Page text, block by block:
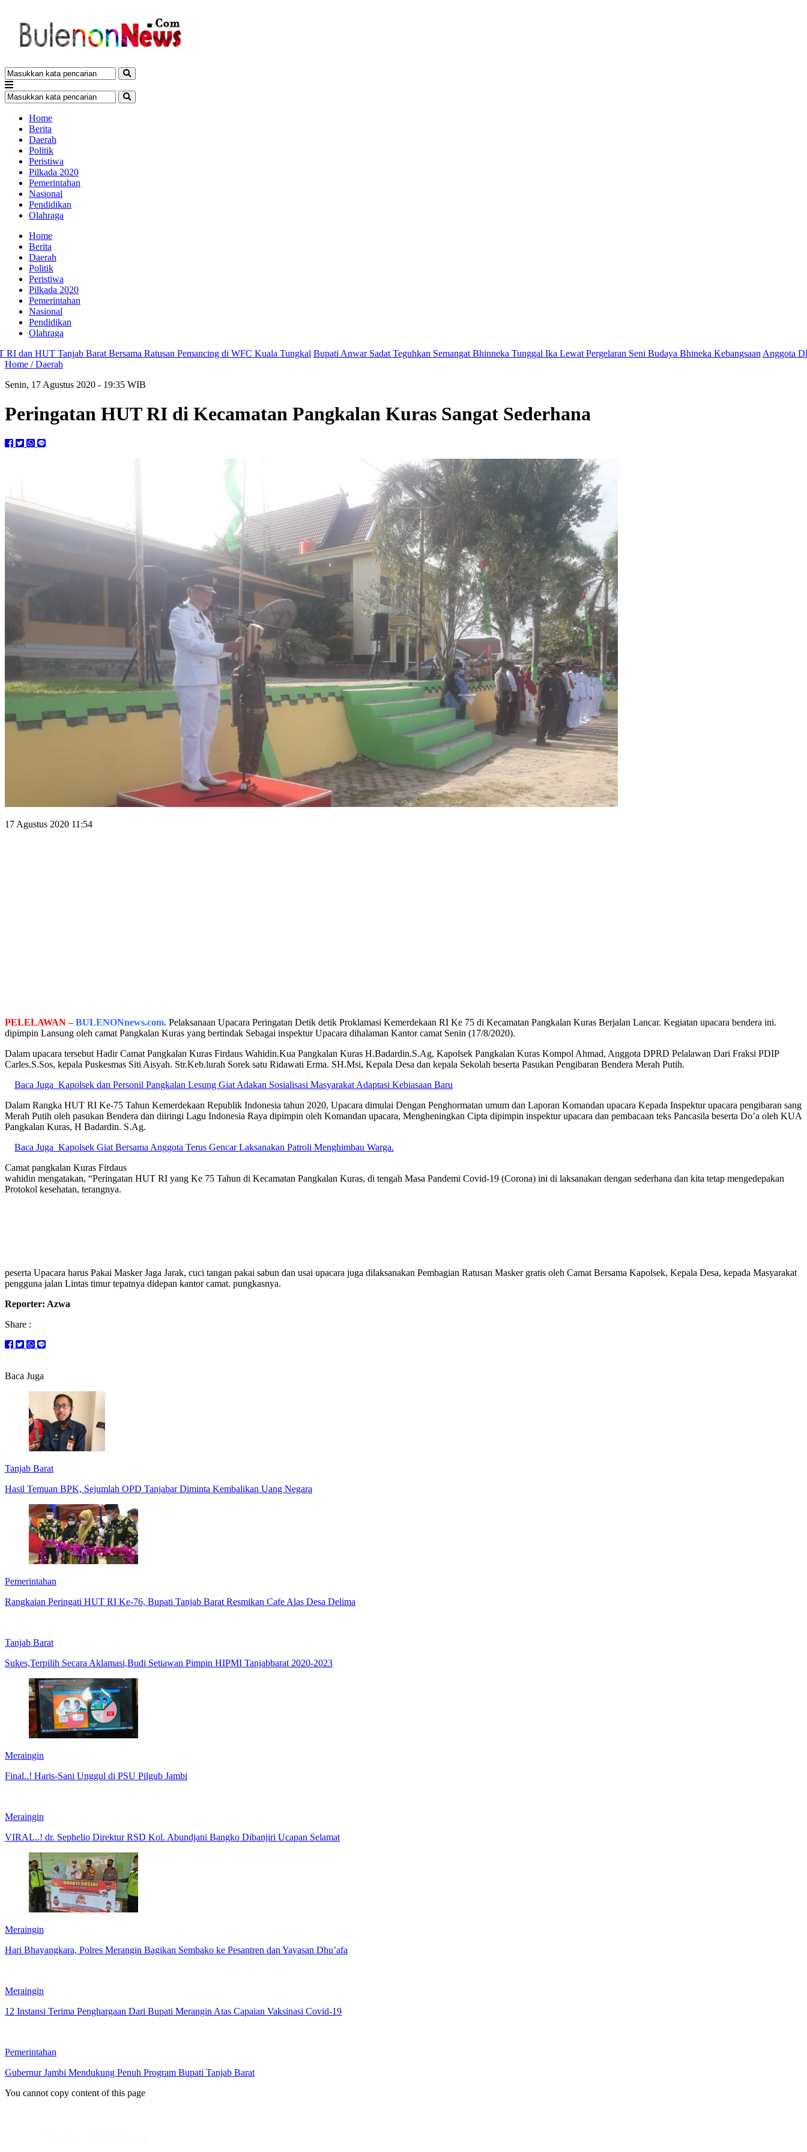
Home
Berita
Daerah
Politik
Peristiwa
Pilkada 2020
Pemerintahan
Nasional
Pendidikan
Olahraga
Home
Berita
Daerah
Politik
Peristiwa
Pilkada 2020
Pemerintahan
Nasional
Pendidikan
Olahraga
Barat Bersama Ratusan Pemancing di WFC Kuala Tungkal Bupati Anwar Sadat Teguhkan Semangat Bhinneka Tunggal Ika Lewat Pergelaran Seni Budaya Bhineka KebangsaanAnggota DPRD Jamal
Home /Daerah
Senin, 17 Agustus 2020 - 19:35 WIB
Peringatan HUT RI di Kecamatan Pangkalan Kuras Sangat Sederhana
17 Agustus 2020 11:54
PELELAWAN –BULENONnews.com. Pelaksanaan Upacara Peringatan Detik detik Proklamasi Kemerdekaan RI Ke 75 di Kecamatan Pangkalan Kuras Berjalan Lancar. Kegiatan upacara bendera ini.
dipimpin Lansung oleh camat Pangkalan Kuras yang bertindak Sebagai inspektur Upacara dihalaman Kantor camat Senin (17/8/2020).
Dalam upacara tersebut Hadir Camat Pangkalan Kuras Firdaus Wahidin.Kua Pangkalan Kuras H.Badardin.S.Ag, Kapolsek Pangkalan Kuras Kompol Ahmad, Anggota DPRD Pelalawan Dari Fraksi PDIP
Carles.S.Sos, kepala Puskesmas Siti Aisyah. Str.Keb.lurah Sorek satu Ridawati Erma. SH.Msi, Kepala Desa dan kepala Sekolah beserta Pasukan Pengibaran Bendera Merah Putih.
Baca Juga Kapolsek dan Personil Pangkalan Lesung Giat Adakan Sosialisasi Masyarakat Adaptasi Kebiasaan Baru
Dalam Rangka HUT RI Ke-75 Tahun Kemerdekaan Republik Indonesia tahun 2020, Upacara dimulai Dengan Penghormatan umum dan Laporan Komandan upacara Kepada Inspektur upacara pengibaran sang
Merah Putih oleh pasukan Bendera dan diiringi Lagu Indonesia Raya dipimpin oleh Komandan upacara, Mengheningkan Cipta dipimpin inspektur upacara dan pembacaan teks Pancasila beserta Do’a oleh KUA
Pangkalan Kuras, H Badardin. S.Ag.
Baca Juga Kapolsek Giat Bersama Anggota Terus Gencar Laksanakan Patroli Menghimbau Warga.
Camat pangkalan Kuras Firdaus
wahidin mengatakan, “Peringatan HUT RI yang Ke 75 Tahun di Kecamatan Pangkalan Kuras, di tengah Masa Pandemi Covid-19 (Corona) ini di laksanakan dengan sederhana dan kita tetap mengedepakan
Protokol kesehatan, terangnya.
peserta Upacara harus Pakai Masker Jaga Jarak, cuci tangan pakai sabun dan usai upacara juga dilaksanakan Pembagian Ratusan Masker gratis oleh Camat Bersama Kapolsek, Kepala Desa, kepada Masyarakat
pengguna jalan Lintas timur tepatnya didepan kantor camat. pungkasnya.
Reporter: Azwa
Share :
Baca Juga
Tanjab Barat
Hasil Temuan BPK, Sejumlah OPD Tanjabar Diminta Kembalikan Uang Negara
Pemerintahan
Rangkaian Peringati HUT RI Ke-76, Bupati Tanjab Barat Resmikan Cafe Alas Desa Delima
Tanjab Barat
Sukes,Terpilih Secara Aklamasi,Budi Setiawan Pimpin HIPMI Tanjabbarat 2020-2023
Meraingin
Final..! Haris-Sani Unggul di PSU Pilgub Jambi
Meraingin
VIRAL..! dr. Sephelio Direktur RSD Kol. Abundjani Bangko Dibanjiri Ucapan Selamat
Meraingin
Hari Bhayangkara, Polres Merangin Bagikan Sembako ke Pesantren dan Yayasan Dhu’afa
Meraingin
12 Instansi Terima Penghargaan Dari Bupati Merangin Atas Capaian Vaksinasi Covid-19
Pemerintahan
Gubernur Jambi Mendukung Penuh Program Bupati Tanjab Barat
You cannot copy content of this page